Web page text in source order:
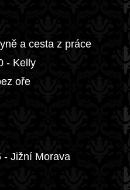
a cesta z práce
- Kelly
oře
- Jižní Morava